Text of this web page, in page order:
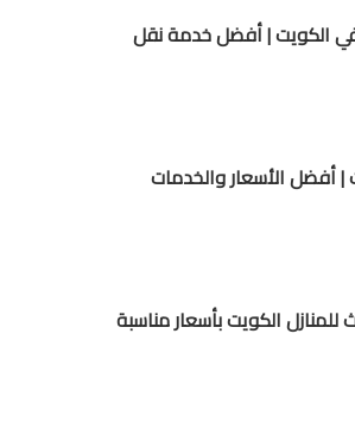
| أفضل خدمة نقل
أفضل الأسعار والخدمات
الكويت بأسعار مناسبة